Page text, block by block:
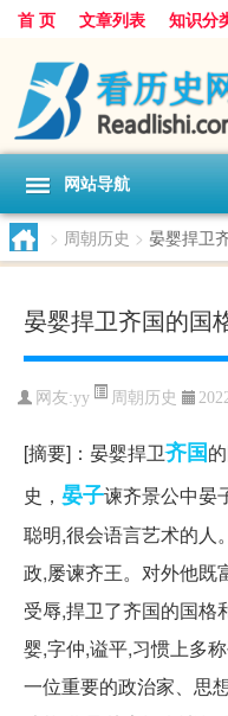
首 页 文章列表 知识分
网站导航
> 周朝历史 > 晏婴捍卫
晏婴捍卫齐国的国
网友:yy 周朝历史
[摘要]：晏婴捍卫齐国
史， 晏子谏齐景公中晏
聪明,很会语言艺术的人
政,屡谏齐王。对外他既
受辱,捍卫了齐国的国格
婴,字仲,谥平,习惯上多
一位重要的政治家、思